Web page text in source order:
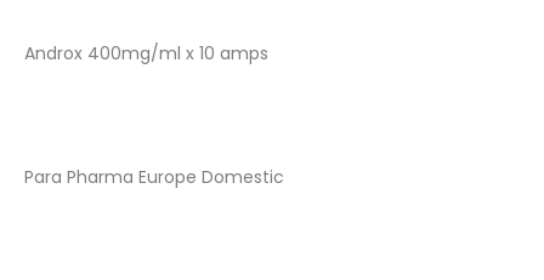
Androx 400mg/ml x 10 amps
Para Pharma Europe Domestic